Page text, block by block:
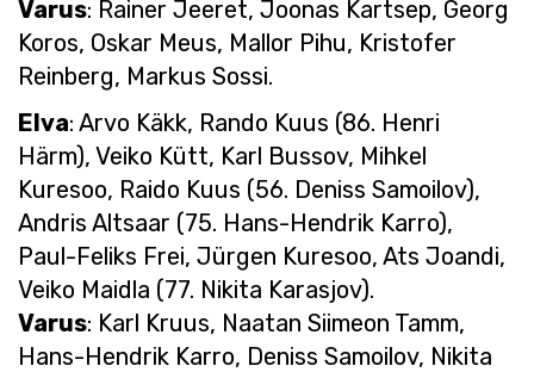
Varus: Rainer Jeeret, Joonas Kartsep, Georg
Koros, Oskar Meus, Mallor Pihu, Kristofer
Reinberg, Markus Sossi.
Elva: Arvo Käkk, Rando Kuus (86. Henri
Härm), Veiko Kütt, Karl Bussov, Mihkel
Kuresoo, Raido Kuus (56. Deniss Samoilov),
Andris Altsaar (75. Hans-Hendrik Karro),
Paul-Feliks Frei, Jürgen Kuresoo, Ats Joandi,
Veiko Maidla (77. Nikita Karasjov).
Varus: Karl Kruus, Naatan Siimeon Tamm,
Hans-Hendrik Karro, Deniss Samoilov, Nikita